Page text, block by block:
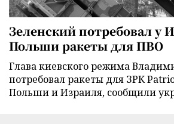
Зеленский потребовал у
Польши ракеты для ПВО
Глава киевского режима
потребовал ракеты для ЗРК
Польши и Израиля, сообщили